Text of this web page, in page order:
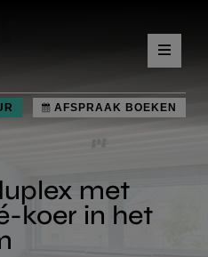
AFSPRAAK BOEKEN
met
koer in het